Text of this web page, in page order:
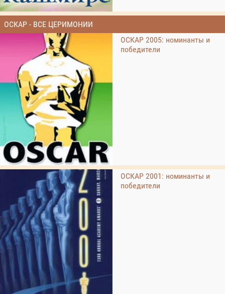
ОСКАР - ВСЕ ЦЕРИМОНИИ
ОСКАР 2005: номинанты и
победители
ОСКАР 2001: номинанты и
победители